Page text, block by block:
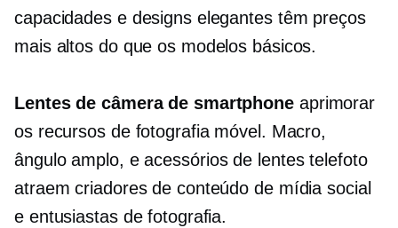
capacidades e designs elegantes têm preços
mais altos do que os modelos básicos.
Lentes de câmera de smartphone aprimorar
os recursos de fotografia móvel. Macro,
ângulo amplo, e acessórios de lentes telefoto
atraem criadores de conteúdo de mídia social
e entusiastas de fotografia.